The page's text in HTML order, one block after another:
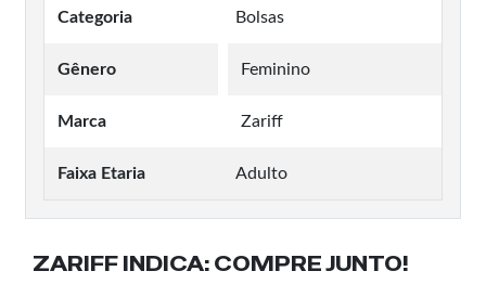
Categoria Bolsas
Gênero Feminino
Marca Zariff
Faixa Etaria Adulto
ZARIFF INDICA: COMPRE JUNTO!